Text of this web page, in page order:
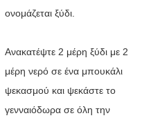
ονομάζεται ξύδι.
Ανακατέψτε 2 μέρη ξύδι με 2
μέρη νερό σε ένα μπουκάλι
ψεκασμού και ψεκάστε το
γενναιόδωρα σε όλη την